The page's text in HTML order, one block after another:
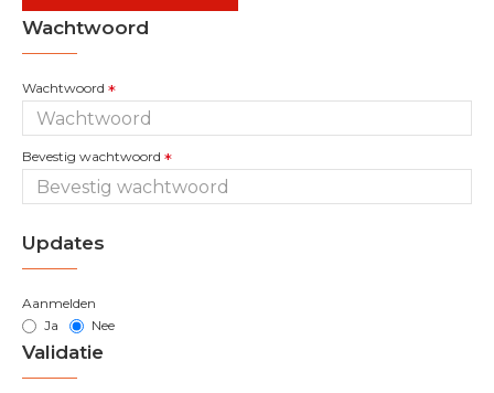
Wachtwoord
Wachtwoord
Bevestig wachtwoord
Updates
Aanmelden
Ja
Nee
Validatie